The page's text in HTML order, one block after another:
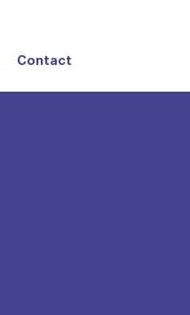
Contact